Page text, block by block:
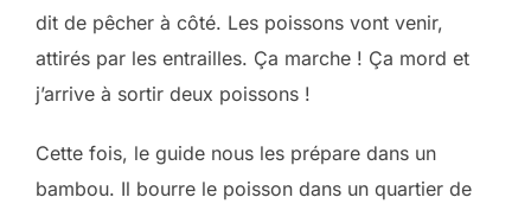
dit de pêcher à côté. Les poissons vont venir,
attirés par les entrailles. Ça marche ! Ça mord et
j’arrive à sortir deux poissons !
Cette fois, le guide nous les prépare dans un
bambou. Il bourre le poisson dans un quartier de